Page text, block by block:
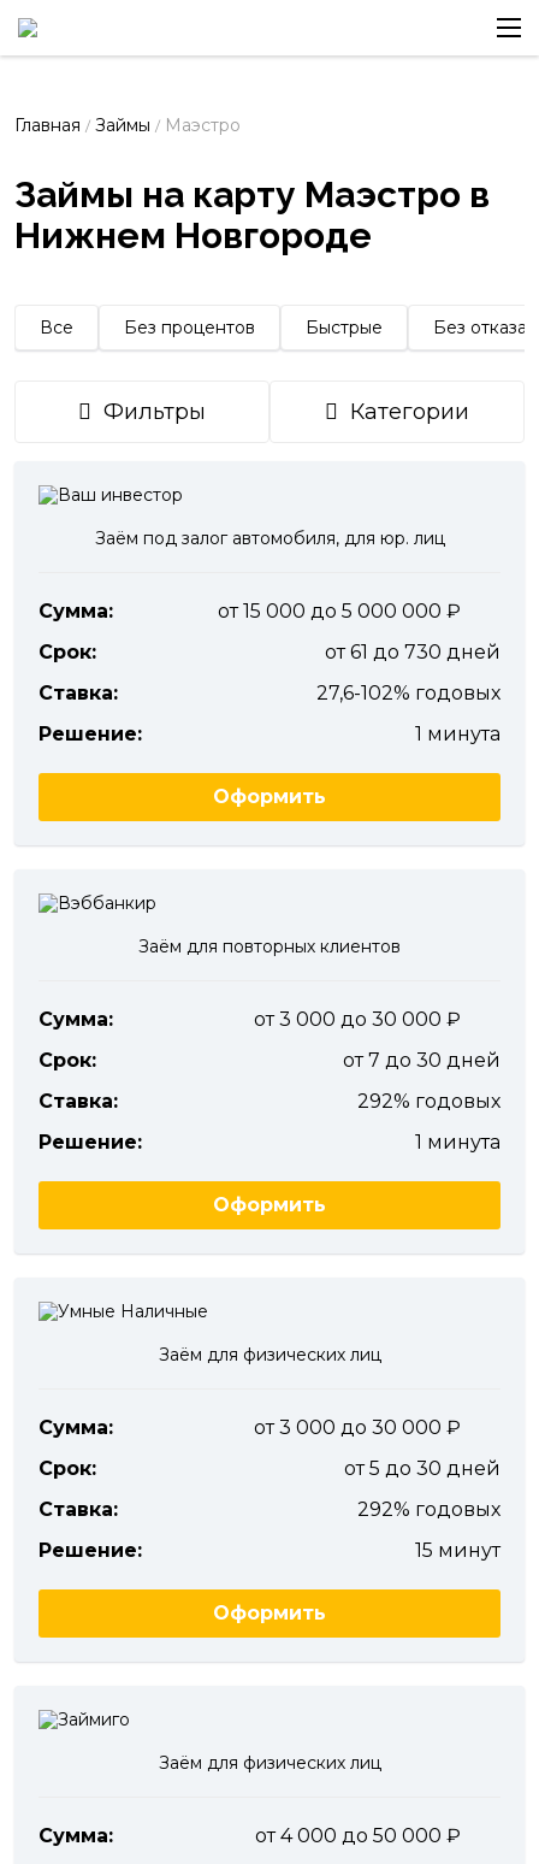
Главная / Займы / Маэстро
Займы на карту Маэстро в
Нижнем Новгороде
Все Без процентов Быстрые Без отказа
Фильтры Категории
Заём под залог автомобиля, для юр. лиц
Сумма:
от 15 000 до 5 000 000
Срок:
от 61 до 730 дней
Ставка:
27,6-102% годовых
Решение:
1 минута
Оформить
Заём для повторных клиентов
Сумма:
от 3 000 до 30 000
Срок:
от 7 до 30 дней
Ставка:
292% годовых
Решение:
1 минута
Оформить
Заём для физических лиц
Сумма:
от 3 000 до 30 000
Срок:
от 5 до 30 дней
Ставка:
292% годовых
Решение:
15 минут
Оформить
Заём для физических лиц
Сумма:
от 4 000 до 50 000